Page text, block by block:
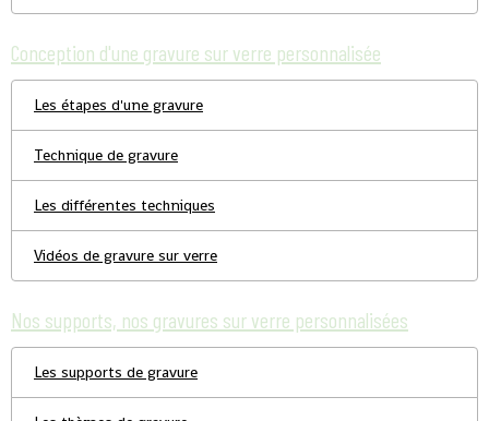
Conception d'une gravure sur verre personnalisée
Les étapes d'une gravure
Technique de gravure
Les différentes techniques
Vidéos de gravure sur verre
Nos supports, nos gravures sur verre personnalisées
Les supports de gravure